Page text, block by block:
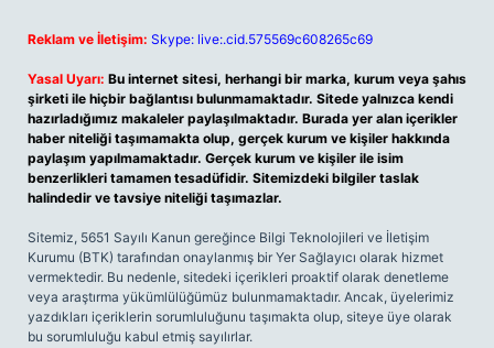
Reklam ve İletişim: Skype: live:.cid.575569c608265c69
Yasal Uyarı: Bu internet sitesi, herhangi bir marka, kurum veya şahıs
şirketi ile hiçbir bağlantısı bulunmamaktadır. Sitede yalnızca kendi
hazırladığımız makaleler paylaşılmaktadır. Burada yer alan içerikler
haber niteliği taşımamakta olup, gerçek kurum ve kişiler hakkında
paylaşım yapılmamaktadır. Gerçek kurum ve kişiler ile isim
benzerlikleri tamamen tesadüfidir. Sitemizdeki bilgiler taslak
halindedir ve tavsiye niteliği taşımazlar.
Sitemiz, 5651 Sayılı Kanun gereğince Bilgi Teknolojileri ve İletişim
Kurumu (BTK) tarafından onaylanmış bir Yer Sağlayıcı olarak hizmet
vermektedir. Bu nedenle, sitedeki içerikleri proaktif olarak denetleme
veya araştırma yükümlülüğümüz bulunmamaktadır. Ancak, üyelerimiz
yazdıkları içeriklerin sorumluluğunu taşımakta olup, siteye üye olarak
bu sorumluluğu kabul etmiş sayılırlar.